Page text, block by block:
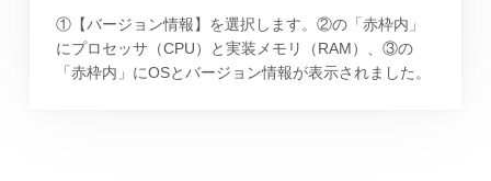
①【バージョン情報】を選択します。②の「赤枠内」
にプロセッサ（CPU）と実装メモリ（RAM）、③の
「赤枠内」にOSとバージョン情報が表示されました。